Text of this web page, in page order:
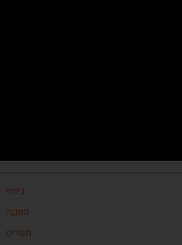
בימוי
הפקה
תסריט